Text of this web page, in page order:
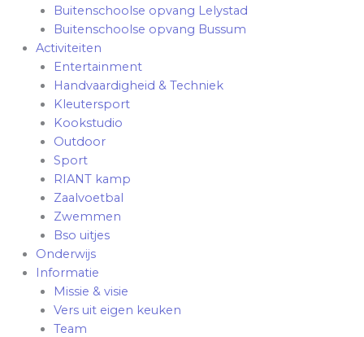
Buitenschoolse opvang Lelystad
Buitenschoolse opvang Bussum
Activiteiten
Entertainment
Handvaardigheid & Techniek
Kleutersport
Kookstudio
Outdoor
Sport
RIANT kamp
Zaalvoetbal
Zwemmen
Bso uitjes
Onderwijs
Informatie
Missie & visie
Vers uit eigen keuken
Team